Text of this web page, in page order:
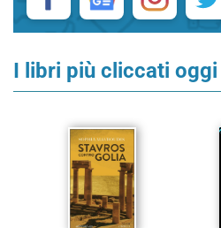
I libri più cliccati oggi